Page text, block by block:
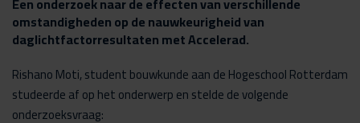
omstandigheden op de nauwkeurigheid van
daglichtfactorresultaten met Accelerad.
Rishano Moti, student bouwkunde aan de Hogeschool Rotterdam
studeerde af op het onderwerp en stelde de volgende
onderzoeksvraag: